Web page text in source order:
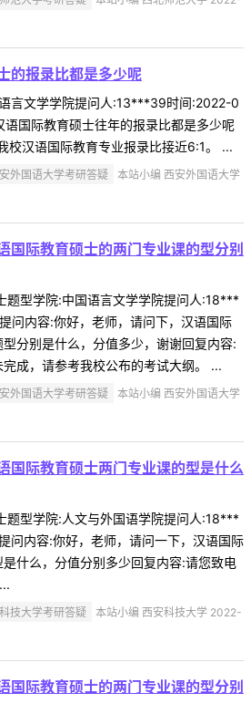
的报录比都是多少呢
言文学学院提问人:13***39时间:2022-0
国际教育硕士往年的报录比都是多少呢
校汉语国际教育专业报录比接近6:1。 ...
外国语大学考研答疑
本站小编 西安外国语大学
国际教育硕士的两门专业课的型分别
题型学院:中国语言文学学院提问人:18***
问内容:你好，老师，请问下，汉语国际
分别是什么，分值多少，谢谢回复内容:
成，请参考我校公布的考试大纲。 ...
外国语大学考研答疑
本站小编 西安外国语大学
国际教育硕士两门专业课的型是什么
题型学院:人文与外国语学院提问人:18***
问内容:你好，老师，请问一下，汉语国际
什么，分值分别多少回复内容:请您致电
技大学考研答疑
本站小编 西安科技大学 2022-
国际教育硕士的两门专业课的型分别